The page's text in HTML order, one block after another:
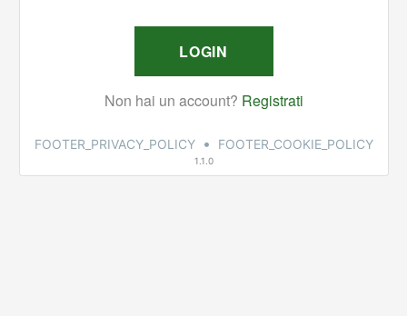
FOOTER_PRIVACY_POLICY • FOOTER_COOKIE_POLICY
1.1.0